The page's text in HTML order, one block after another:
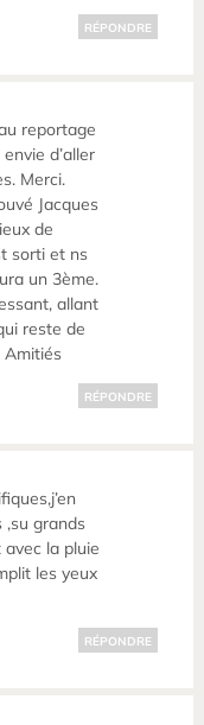
RÉPONDRE
reportage
d’aller
Merci.
Jacques
de
sorti et ns
un 3ème.
allant
reste de
Amitiés
RÉPONDRE
,su grands
la pluie
les yeux
RÉPONDRE